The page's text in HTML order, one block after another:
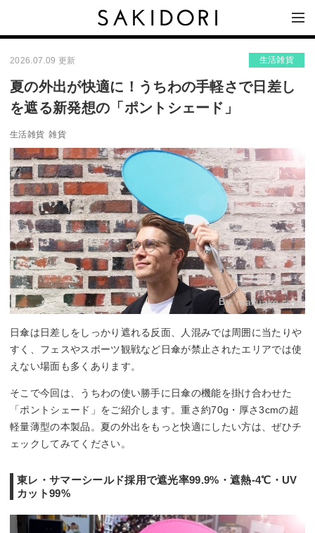
2026.07.09 更新 生活雑貨
夏の外出が快適に！うちわの手軽さで日差し
を遮る新発想の「ポントシェード」
生活雑貨 雑貨
By:makuake.com
日傘は日差しをしっかり遮れる反面、人混みでは周囲に当たりや
すく、フェスやスポーツ観戦など日傘が禁止されたエリアでは使
えない場面も多くあります。
そこで今回は、うちわの使い勝手に日傘の機能を掛け合わせた
「ポントシェード」をご紹介します。重さ約70g・厚さ3cmの超
軽量薄型の本製品。夏の外出をもっと快適にしたい方は、ぜひチ
ェックしてみてください。
東レ・サマーシールド採用で遮光率99.9%・遮熱-4℃・UV
カット99%